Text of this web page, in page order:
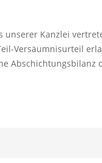
unserer Kanzlei
Versäumnisurteil
Abschichtungsbilanz